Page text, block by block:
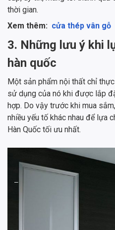
thời gian.
Xem thêm: cửa thép vân gỗ
3. Những lưu ý khi
hàn quốc
Một sản phẩm nội thất chỉ
sử dụng của nó khi được lắp
hợp. Do vậy trước khi mua
nhiều yếu tố khác nhau để lựa
Hàn Quốc tối ưu nhất.